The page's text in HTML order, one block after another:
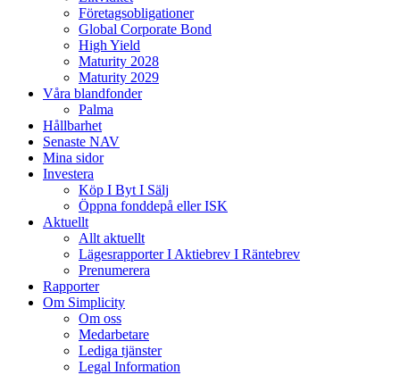
Företagsobligationer
Global Corporate Bond
High Yield
Maturity 2028
Maturity 2029
Våra blandfonder
Palma
Hållbarhet
Senaste NAV
Mina sidor
Investera
Köp I Byt I Sälj
Öppna fonddepå eller ISK
Aktuellt
Allt aktuellt
Lägesrapporter I Aktiebrev I Räntebrev
Prenumerera
Rapporter
Om Simplicity
Om oss
Medarbetare
Lediga tjänster
Legal Information